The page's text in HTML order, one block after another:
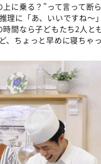
に乗る？”って言って断
理に「あ、いいですね〜
間なら子どもたち2人と
ちょっと早めに寝ちゃ